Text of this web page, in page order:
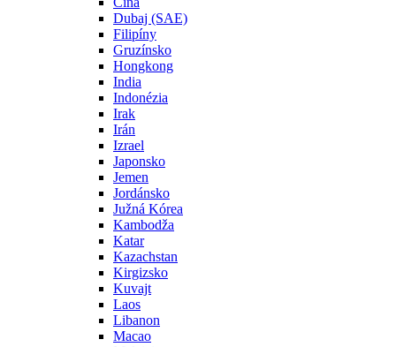
Dubaj (SAE)
Filipíny
Gruzínsko
Hongkong
India
Indonézia
Irak
Irán
Izrael
Japonsko
Jemen
Jordánsko
Južná Kórea
Kambodža
Katar
Kazachstan
Kirgizsko
Kuvajt
Laos
Libanon
Macao